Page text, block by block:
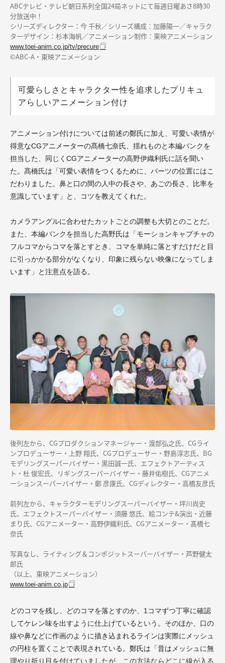
ABCテレビ・テレビ朝日系列全国24局ネットにて毎週日曜あさ8時30
分放送中！
シリーズディレクター：今 千秋／シリーズ構成：加藤陽一／キャラク
ターデザイン：杉本海帆／アニメーション制作：東映アニメーション
www.toei-anim.co.jp/tv/precure
©ABC-A・東映アニメーション
可愛らしさとキャラクター性を追求したプリキュ
アらしいアニメーション付け
アニメーション付けについては前述の鄭氏に加え、可愛い表情が
得意なCGアニメーターの髙橋七奈氏、揺れものと本編バンクを
担当した、同じくCGアニメーターの高野伊織利氏に話を聞い
た。髙橋氏は「可愛い表情をつくるために、パーツの位置にはこ
だわりました。鼻と口の間の人中の長さや、あごの長さ、比率を
意識しています」と、コツを教えてくれた。
カメラアングルに合わせたカットごとの調整も大切とのことだ。
また、本編バンクを担当した高野氏は「モーションキャプチャの
フルコマからコマを落とすとき、コマを単純に落とすだけだと目
に引っかかる部分がなくなり、印象に残らない映像になってしま
います」と注意点を語る。
後列左から、CGプロダクションマネージャー・渡部弘之氏、CGライ
ンプロデューサー・上野 翔氏、CGプロデューサー・野島淳志氏、BG
モデリングスーパーバイザー・黒田誠一氏、エフェクトアーティス
ト・杜 俊宏氏、リギングスーパーバイザー・藤井佑樹氏、CGアニメ
ーションスーパーバイザー・鄭 彦康氏、CGディレクター・高橋友彦氏
前列左から、キャラクターモデリングスーパーバイザー・坪川尚史
氏、エフェクトスーパーバイザー・須藤 悠氏、絵コンテ&演出・近藤
まり氏、CGアニメーター・高野伊織利氏、CGアニメーター・髙橋七
奈氏
写真なし、ライティング＆コンポジットスーパーバイザー・芦野健太
郎氏
（以上、東映アニメーション）
www.toei-anim.co.jp
どのコマを残し、どのコマを落とすのか、1コマずつ丁寧に確認
してケレン味を出すように仕上げているという。そのほか、口の
線や鼻などに作画のように描き込まれるラインは実際にメッシュ
の円柱を置くことで表現されている。鄭氏は「昔はメッシュに無
理やり折り目を付けていましたが、この方法ならどこに線が入る